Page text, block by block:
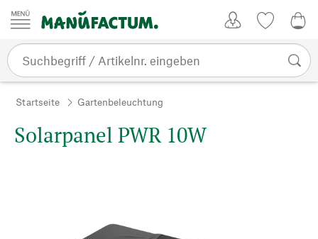
Zum Inhalt springen
Startseite Gartenbeleuchtung
Solarpanel PWR 10W